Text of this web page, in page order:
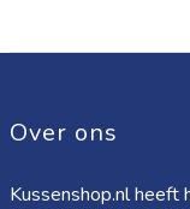
Over ons
Kussenshop.nl